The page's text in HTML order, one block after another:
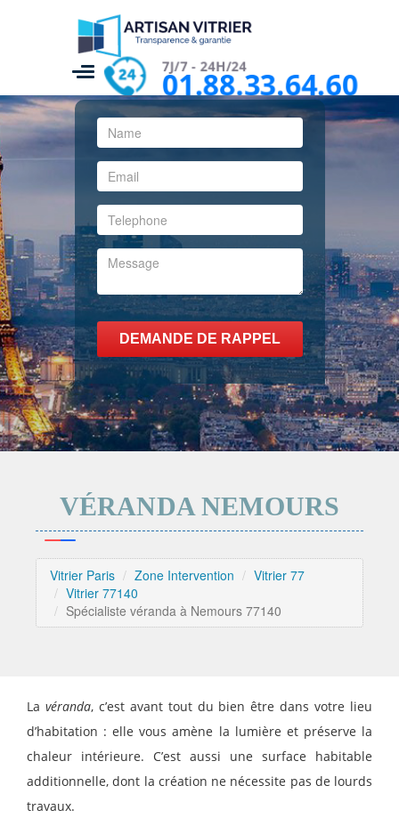
7J/7 - 24H/24
01.88.33.64.60
VÉRANDA NEMOURS
Vitrier Paris Zone Intervention
Vitrier 77
Vitrier 77140
Spécialiste véranda à Nemours 77140
La véranda, c’est avant tout du bien être dans votre lieu
d’habitation : elle vous amène la lumière et préserve la
chaleur intérieure. C’est aussi une surface habitable
additionnelle, dont la création ne nécessite pas de lourds
travaux.